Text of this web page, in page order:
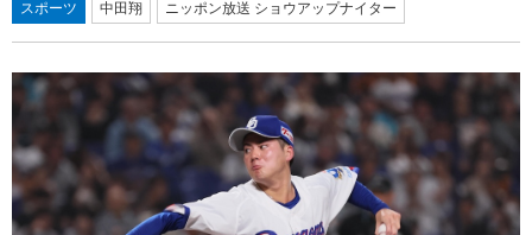
スポーツ 中田翔 ニッポン放送 ショウアップナイター